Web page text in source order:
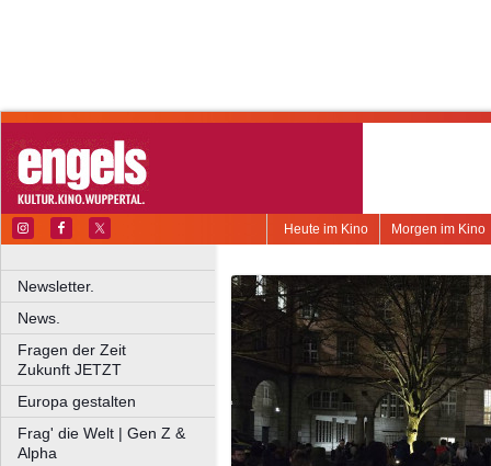
Morgen im Kino
Heute im Kino
Newsletter.
News.
Fragen der Zeit
Zukunft JETZT
Europa gestalten
Frag' die Welt | Gen Z &
Alpha